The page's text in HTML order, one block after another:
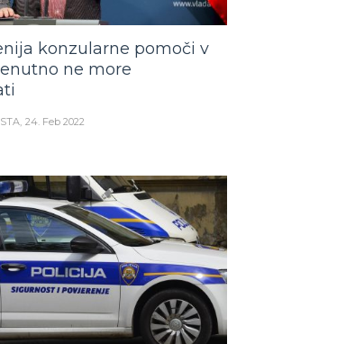
konzularne pomoči v
ne more
24. Feb 2022